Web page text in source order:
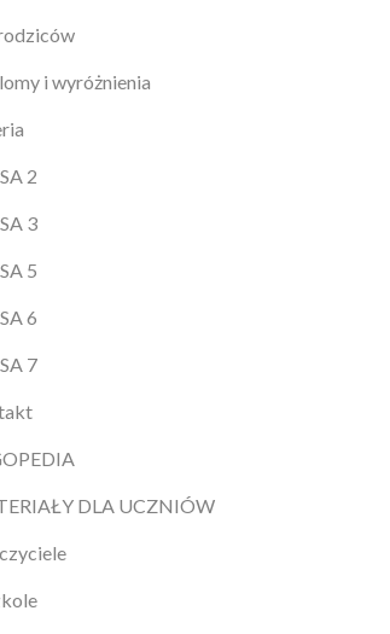
i wyróżnienia
2
3
5
6
7
DLA UCZNIÓW